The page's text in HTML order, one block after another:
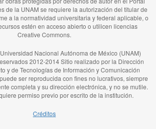
de la UNAM se requiere la autorización del titular de
a la normatividad universitaria y federal aplicable, o
estén en acceso abierto o utilicen licencias
Creative Commons.
Nacional Autónoma de México (UNAM)
2012-2014 Sitio realizado por la Dirección
y de Tecnologías de Información y Comunicación
ser reproducida con fines no lucrativos, siempre
completa y su dirección electrónica, y no se mutile.
permiso previo por escrito de la institución.
Créditos